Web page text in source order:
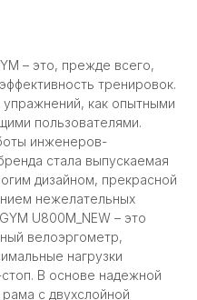
– это, прежде всего,
тренировок.
как опытными
пользователями.
инженеров-
стала выпускаемая
дизайном, прекрасной
нежелательных
U800M_NEW – это
велоэргометр,
нагрузки
В основе надежной
с двухслойной